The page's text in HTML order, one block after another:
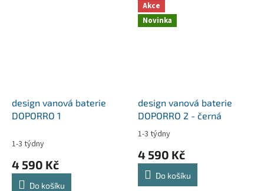
design vanová baterie
DOPORRO 1
1-3 týdny
4 590 Kč
Do košíku
Akce
Novinka
design vanová baterie
DOPORRO 2 - černá
Průměrné
produktu
5,0
1-3 týdny
4 590 Kč
Do košíku